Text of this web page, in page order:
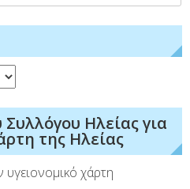
Συλλόγου Ηλείας για
της Ηλείας
υγειονομικό χάρτη